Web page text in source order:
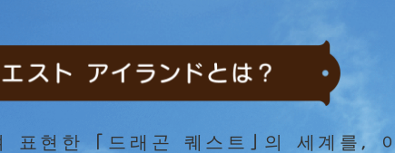
표현한 「드래곤 퀘스트」의 세계를, 이